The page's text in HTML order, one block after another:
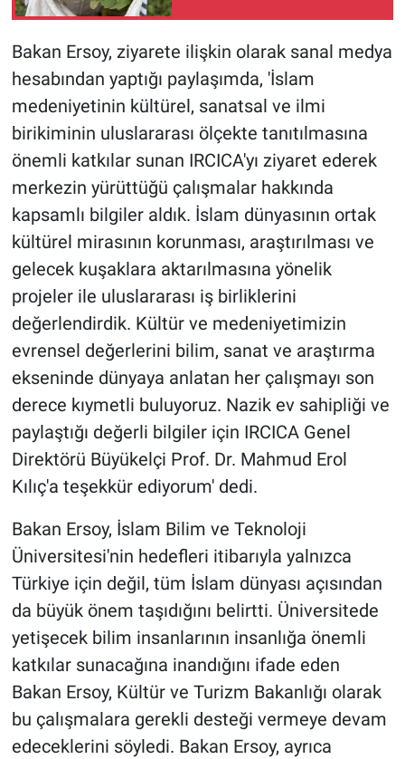
Bakan Ersoy, ziyarete ilişkin olarak sanal medya
hesabından yaptığı paylaşımda, 'İslam
medeniyetinin kültürel, sanatsal ve ilmi
birikiminin uluslararası ölçekte tanıtılmasına
önemli katkılar sunan IRCICA'yı ziyaret ederek
merkezin yürüttüğü çalışmalar hakkında
kapsamlı bilgiler aldık. İslam dünyasının ortak
kültürel mirasının korunması, araştırılması ve
gelecek kuşaklara aktarılmasına yönelik
projeler ile uluslararası iş birliklerini
değerlendirdik. Kültür ve medeniyetimizin
evrensel değerlerini bilim, sanat ve araştırma
ekseninde dünyaya anlatan her çalışmayı son
derece kıymetli buluyoruz. Nazik ev sahipliği ve
paylaştığı değerli bilgiler için IRCICA Genel
Direktörü Büyükelçi Prof. Dr. Mahmud Erol
Kılıç'a teşekkür ediyorum' dedi.
Bakan Ersoy, İslam Bilim ve Teknoloji
Üniversitesi'nin hedefleri itibarıyla yalnızca
Türkiye için değil, tüm İslam dünyası açısından
da büyük önem taşıdığını belirtti. Üniversitede
yetişecek bilim insanlarının insanlığa önemli
katkılar sunacağına inandığını ifade eden
Bakan Ersoy, Kültür ve Turizm Bakanlığı olarak
bu çalışmalara gerekli desteği vermeye devam
edeceklerini söyledi. Bakan Ersoy, ayrıca